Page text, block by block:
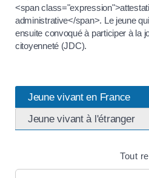
<span
administrative</span>. Le jeune
ensuite convoqué à participer à la
citoyenneté (JDC).
Jeune vivant en France
Jeune vivant à l'étranger
Tout